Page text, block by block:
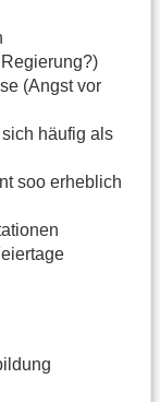
(Angst vor
häufig als
soo erheblich